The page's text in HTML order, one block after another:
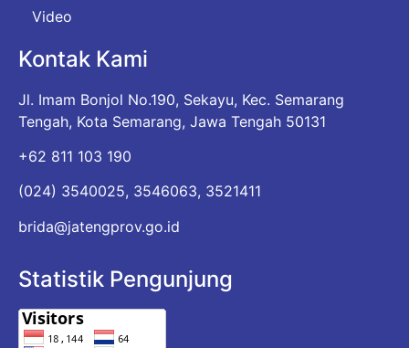
Video
Kontak Kami
Jl. Imam Bonjol No.190, Sekayu, Kec. Semarang
Tengah, Kota Semarang, Jawa Tengah 50131
+62 811 103 190
(024) 3540025, 3546063, 3521411
brida@jatengprov.go.id
Statistik Pengunjung